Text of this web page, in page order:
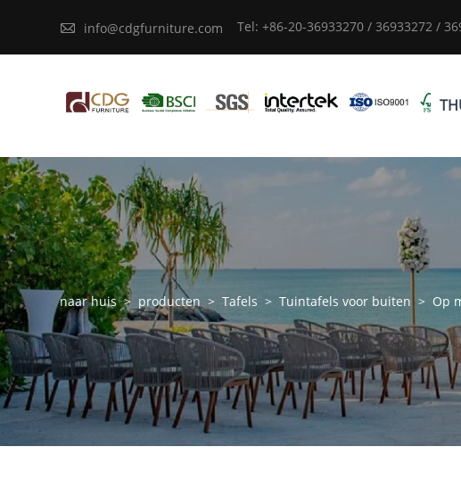
 info@cdgfurniture.com Tel: +86-20-36933270 / 36933272 /
naar huis > producten > Tafels > Tuintafels voor buiten > Op